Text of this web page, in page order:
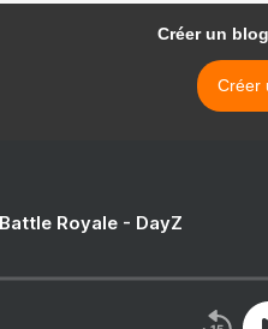
Créer un
Créer
Royale - DayZ